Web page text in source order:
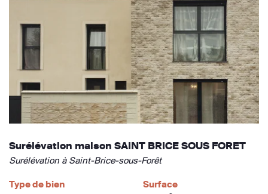
Surélévation maison SAINT BRICE SOUS FORET
Surélévation à Saint-Brice-sous-Forêt
Type de bien
Surface